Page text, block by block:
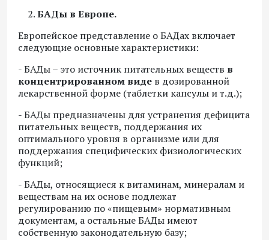
БАДы в Европе.
Европейское представление о БАДах включает
следующие основные характеристики:
- БАДы – это источник питательных веществ в
концентрированном виде в дозированной
лекарственной форме (таблетки капсулы и т.д.);
- БАДы предназначены для устранения дефицита
питательных веществ, поддержания их
оптимального уровня в организме или для
поддержания специфических физиологических
функций;
- БАДы, относящиеся к витаминам, минералам и
веществам на их основе подлежат
регулированию по «пищевым» нормативным
документам, а остальные БАДы имеют
собственную законодательную базу;